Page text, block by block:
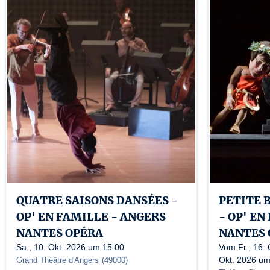
QUATRE SAISONS DANSÉES -
OP' EN FAMILLE - ANGERS
NANTES OPÉRA
Sa., 10. Okt. 2026 um 15:00
Grand Théâtre d'Angers (49000)
PETITE
- OP' EN
NANTES
Vom Fr., 16.
Okt. 2026